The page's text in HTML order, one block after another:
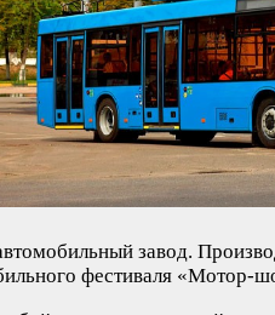
завод.
фестиваля «Мотор-